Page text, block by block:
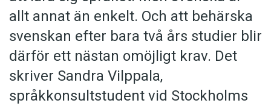
allt annat än enkelt. Och att behärska
svenskan efter bara två års studier blir
därför ett nästan omöjligt krav. Det
skriver Sandra Vilppala,
språkkonsultstudent vid Stockholms